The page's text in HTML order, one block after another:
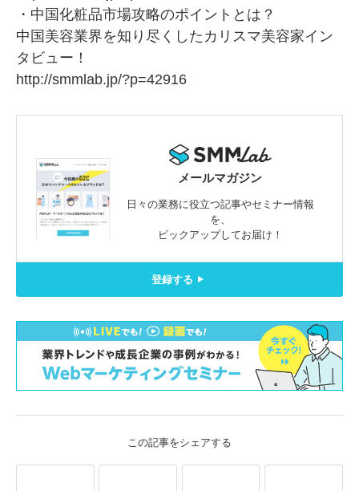
・中国化粧品市場攻略のポイントとは？
中国美容業界を知り尽くしたカリスマ美容家イン
タビュー！
http://smmlab.jp/?p=42916
メールマガジン
日々の業務に役立つ記事やセミナー情報
を、
ピックアップしてお届け！
登録する
この記事をシェアする